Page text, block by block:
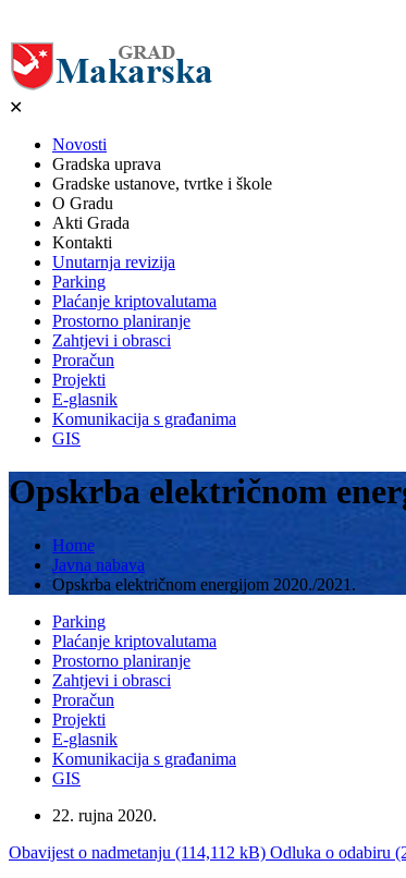
✕
Novosti
Gradska uprava
Gradske ustanove, tvrtke i škole
O Gradu
Akti Grada
Kontakti
Unutarnja revizija
Parking
Plaćanje kriptovalutama
Prostorno planiranje
Zahtjevi i obrasci
Proračun
Projekti
E-glasnik
Komunikacija s građanima
GIS
Opskrba električnom
Home
Javna nabava
Opskrba električnom energijom 2020./2021.
Parking
Plaćanje kriptovalutama
Prostorno planiranje
Zahtjevi i obrasci
Proračun
Projekti
E-glasnik
Komunikacija s građanima
GIS
22. rujna 2020.
Obavijest o nadmetanju (114,112 kB) Odluka o odabiru